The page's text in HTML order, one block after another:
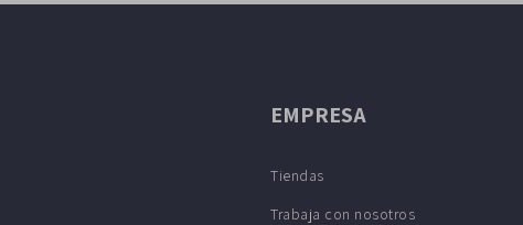
EMPRESA
Tiendas
Trabaja con nosotros